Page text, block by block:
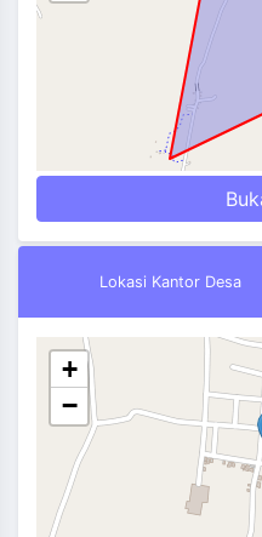
Lokasi Kantor Desa
+
−